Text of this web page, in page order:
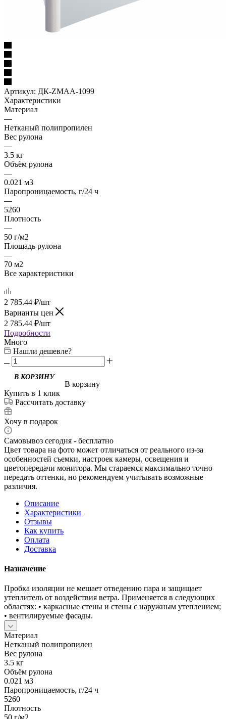
Артикул: ДК-ZMAA-1099
Характеристики
Материал
—
Нетканый полипропилен
Вес рулона
—
3.5 кг
Объём рулона
—
0.021 м3
Паропроницаемость, г/24 ч
—
5260
Плотность
—
50 г/м2
Площадь рулона
—
70 м2
Все характеристики
2 785.44 ₽/шт
Варианты цен
2 785.44 ₽/шт
Подробности
Много
Нашли дешевле?
В корзину
Купить в 1 клик
Рассчитать доставку
Хочу в подарок
Самовывоз сегодня - бесплатно
Цвет товара на фото может отличаться от реального из-за
особенностей съемки, настроек камеры, освещения и
цветопередачи монитора. Мы стараемся максимально точно
передать оттенки, но рекомендуем учитывать возможные
различия.
Описание
Характеристики
Отзывы
Как купить
Оплата
Доставка
Назначение
Пробка изоляции не мешает отведению пара и защищает
утеплитель от воздействия ветра. Применяется в следующих
областях: • каркасные стены и стены с наружным утеплением;
• вентилируемые фасады.
Материал
Нетканый полипропилен
Вес рулона
3.5 кг
Объём рулона
0.021 м3
Паропроницаемость, г/24 ч
5260
Плотность